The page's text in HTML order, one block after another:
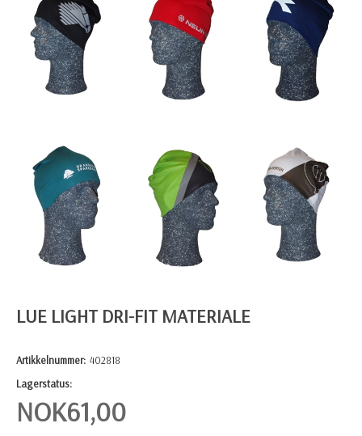
LUE LIGHT DRI-FIT MATERIALE
Artikkelnummer: 402818
Lagerstatus:
NOK61,00